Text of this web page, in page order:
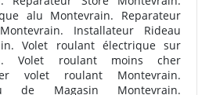
alu Montevrain. Reparateur
Installateur Rideau
Volet roulant électrique sur
Volet roulant moins cher
volet roulant Montevrain.
de Magasin Montevrain.